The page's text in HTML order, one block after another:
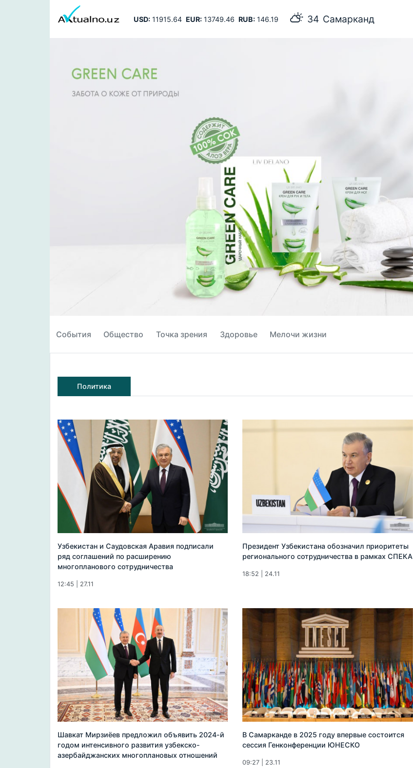
USD:11915.64 EUR:13749.46 RUB:146.19 34 Самарканд
События Общество Точка зрения Здоровье Мелочи жизни
Политика
Узбекистан и Саудовская Аравия подписали
ряд соглашений по расширению
многопланового сотрудничества
12:45 | 27.11
Президент Узбекистана обозначил приоритеты
регионального сотрудничества в рамках СПЕКА
18:52 | 24.11
Шавкат Мирзиёев предложил объявить 2024-й
годом интенсивного развития узбекско-
азербайджанских многоплановых отношений
В Самарканде в 2025 году впервые состоится
сессия Генконференции ЮНЕСКО
09:27 | 23.11